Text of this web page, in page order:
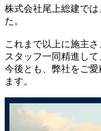
株式会社尾上総建で
た。
これまで以上に施主
スタッフ一同精進して
今後とも、弊社をご
ます。